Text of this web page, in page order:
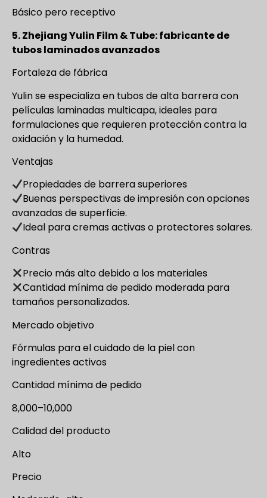
Básico pero receptivo
5. Zhejiang Yulin Film & Tube: fabricante de
tubos laminados avanzados
Fortaleza de fábrica
Yulin se especializa en tubos de alta barrera con
películas laminadas multicapa, ideales para
formulaciones que requieren protección contra la
oxidación y la humedad.
Ventajas
Propiedades de barrera superiores
Buenas perspectivas de impresión con opciones
avanzadas de superficie.
Ideal para cremas activas o protectores solares.
Contras
Precio más alto debido a los materiales
Cantidad mínima de pedido moderada para
tamaños personalizados.
Mercado objetivo
Fórmulas para el cuidado de la piel con
ingredientes activos
Cantidad mínima de pedido
8,000–10,000
Calidad del producto
Alto
Precio